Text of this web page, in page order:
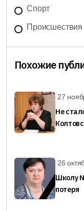
Спорт
Происшествия
Похожие
27
Не
26
Школу
потеря